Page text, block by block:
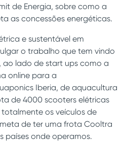
de Energia, sobre como a
as concessões energéticas.
e sustentável em
o trabalho que tem vindo
ao lado de start ups como a
online para a
Iberia, de aquacultura
de 4000 scooters elétricas
os veículos de
de ter uma frota Cooltra
países onde operamos.